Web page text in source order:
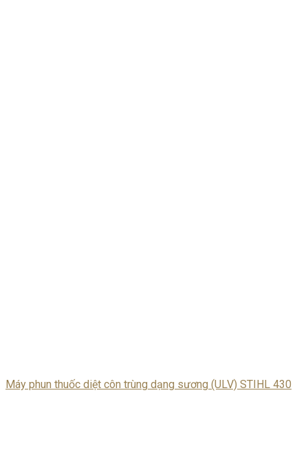
Máy phun thuốc diệt côn trùng dạng sương (ULV) STIHL 430